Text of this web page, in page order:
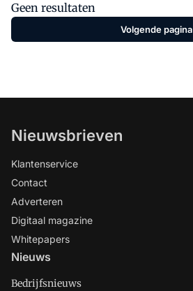
Geen resultaten
Volgende pagina
Nieuwsbrieven
Klantenservice
Contact
Adverteren
Digitaal magazine
Whitepapers
Nieuws
Bedrijfsnieuws